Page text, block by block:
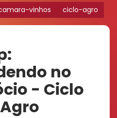
vinhos ciclo-agro
no
- Ciclo